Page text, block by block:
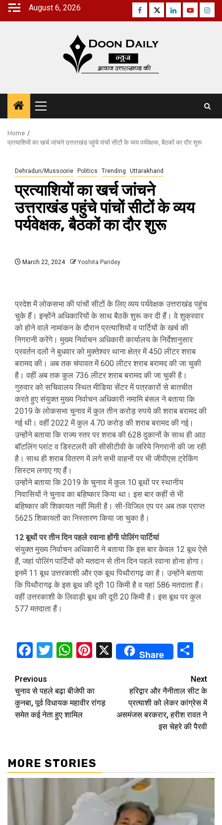
Skip
August 6, 2026 Facebook
TwitterLinkedinYoutube
Primary
Menu
Home
प्रत्याशियों का खर्च जांचने उत्तराखंड पहुंचे पांचों सीटों के व्यय पर्यवेक्षक, बैठकों का दौर शुरू
Dehradun/Mussoorie Politics Trending Uttarakhand
प्रत्याशियों का खर्च जांचने
उत्तराखंड पहुंचे पांचों सीटों के व्यय
पर्यवेक्षक, बैठकों का दौर शुरू
March 22, 2024 Yoshita Pandey
प्रदेश में लोकसभा की पांचों सीटों के लिए व्यय पर्यवेक्षक उत्तराखंड पहुंच
चुके हैं। इन्होंने अधिकारियों के साथ बैठकें शुरू कर दी हैं। वे शुक्रवार
को होने वाले नामांकन के दौरान प्रत्याशियों व पार्टियों के खर्च की
निगरानी करेंगे। मुख्य निर्वाचन अधिकारी कार्यालय के निर्देशानुसार
प्रवर्तन दलों ने बुधवार को मुक्तेश्वर थाना क्षेत्र में 450 लीटर शराब
बरामद की। अब तक चंपावत में 600 लीटर शराब बरामद की जा चुकी
है। वहीं अब तक कुल 736 लीटर शराब बरामद की जा चुकी है।
गुरुवार को सचिवालय स्थित मीडिया सेंटर में पत्रकारों से बातचीत
करते हुए संयुक्त मुख्य निर्वाचन अधिकारी नमामि बंसल ने बताया कि
2019 के लोकसभा चुनाव में कुल तीन करोड़ रुपये की शराब बरामद की
गई थी। वहीं 2022 में कुल 4.70 करोड़ की शराब बरामद की गई।
उन्होंने बताया कि राज्य स्तर पर शराब की 628 दुकानों के साथ ही आठ
बॉटलिंग प्लांट व डिस्टलरी की सीसीटीवी के जरिये निगरानी की जा रही
है। साथ ही शराब वितरण में लगे सभी वाहनों पर भी जीपीएस ट्रेकिंग
सिस्टम लगाए गए हैं।
उन्होंने बताया कि 2019 के चुनाव में कुल 10 बूथों पर स्थानीय
निवासियों ने चुनाव का बहिष्कार किया था। इस बार कहीं से भी
बहिष्कार की शिकायत नहीं मिली है। सी-विजिल एप पर अब तक प्राप्त
5625 शिकायतों का निस्तारण किया जा चुका है।
12 बूथों पर तीन दिन पहले रवाना होंगी पोलिंग पार्टियां
संयुक्त मुख्य निर्वाचन अधिकारी ने बताया कि इस बार केवल 12 बूथ ऐसे
हैं, जहां पोलिंग पार्टियों को मतदान से तीन दिन पहले रवाना होना होगा।
इनमें 11 बूथ उत्तरकाशी और एक बूथ पिथौरागढ़ का है। उन्होंने बताया
कि पिथौरागढ़ के इस बूथ की दूरी 10 किमी है व यहां 586 मतदाता हैं।
वहीं उत्तरकाशी के लिवाड़ी बूथ की दूरी 20 किमी है। इस बूथ पर कुल
577 मतदाता हैं।
Facebook
Twitter
WhatsApp
Pinterest
X Share
Continue
Reading
Previous
चुनाव से पहले बढ़ा बीजेपी का
कुनबा, पूर्व विधायक महावीर रांगड़
समेत कई नेता हुए शामिल
Next
हरिद्वार और नैनीताल सीट के
प्रत्याशी को लेकर कांग्रेस में
असमंजस बरकरार, हरीश रावत ने
इस चेहरे की पैरवी
MORE STORIES